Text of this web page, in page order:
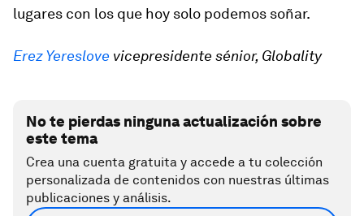
lugares con los que hoy solo podemos soñar.
Erez Yereslove vicepresidente sénior, Globality
No te pierdas ninguna actualización sobre
este tema
Crea una cuenta gratuita y accede a tu colección
personalizada de contenidos con nuestras últimas
publicaciones y análisis.